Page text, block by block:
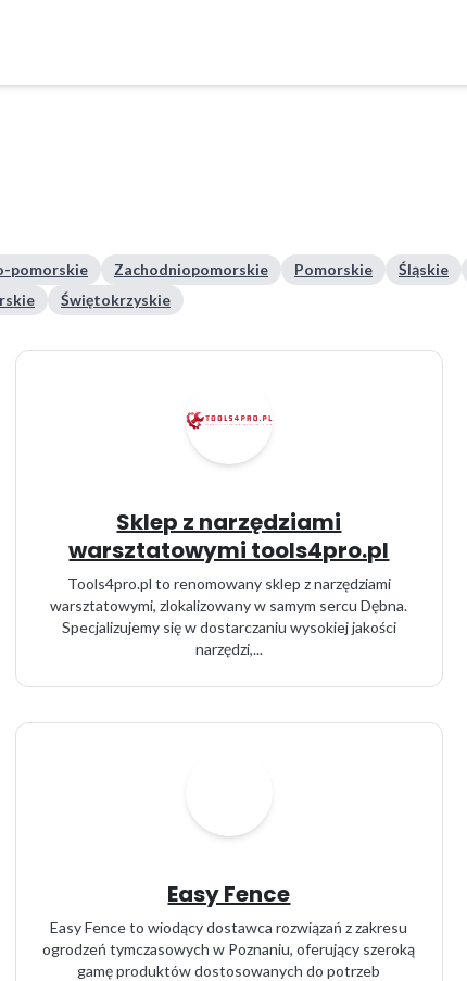
pomorskie Zachodniopomorskie Pomorskie Śląskie
Świętokrzyskie
Sklep z narzędziami
warsztatowymi tools4pro.pl
Tools4pro.pl to renomowany sklep z narzędziami
warsztatowymi, zlokalizowany w samym sercu Dębna.
Specjalizujemy się w dostarczaniu wysokiej jakości
narzędzi,...
Easy Fence
Easy Fence to wiodący dostawca rozwiązań z zakresu
ogrodzeń tymczasowych w Poznaniu, oferujący szeroką
gamę produktów dostosowanych do potrzeb